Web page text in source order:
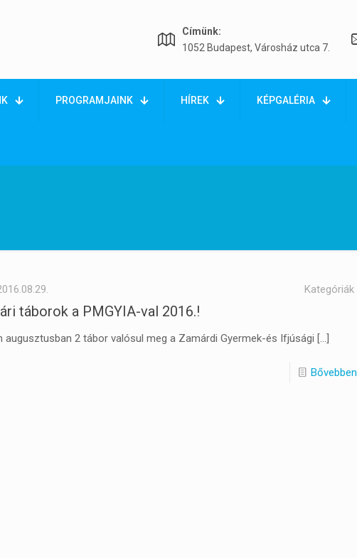
Címünk:
1052 Budapest, Városház utca 7.
PROGRAMJAINK HÍREK KÉPGALÉRIA
Kategóriák
táborok a PMGYIA-val 2016.!
augusztusban 2 tábor valósul meg a Zamárdi Gyermek-és Ifjúsági […]
Bővebben